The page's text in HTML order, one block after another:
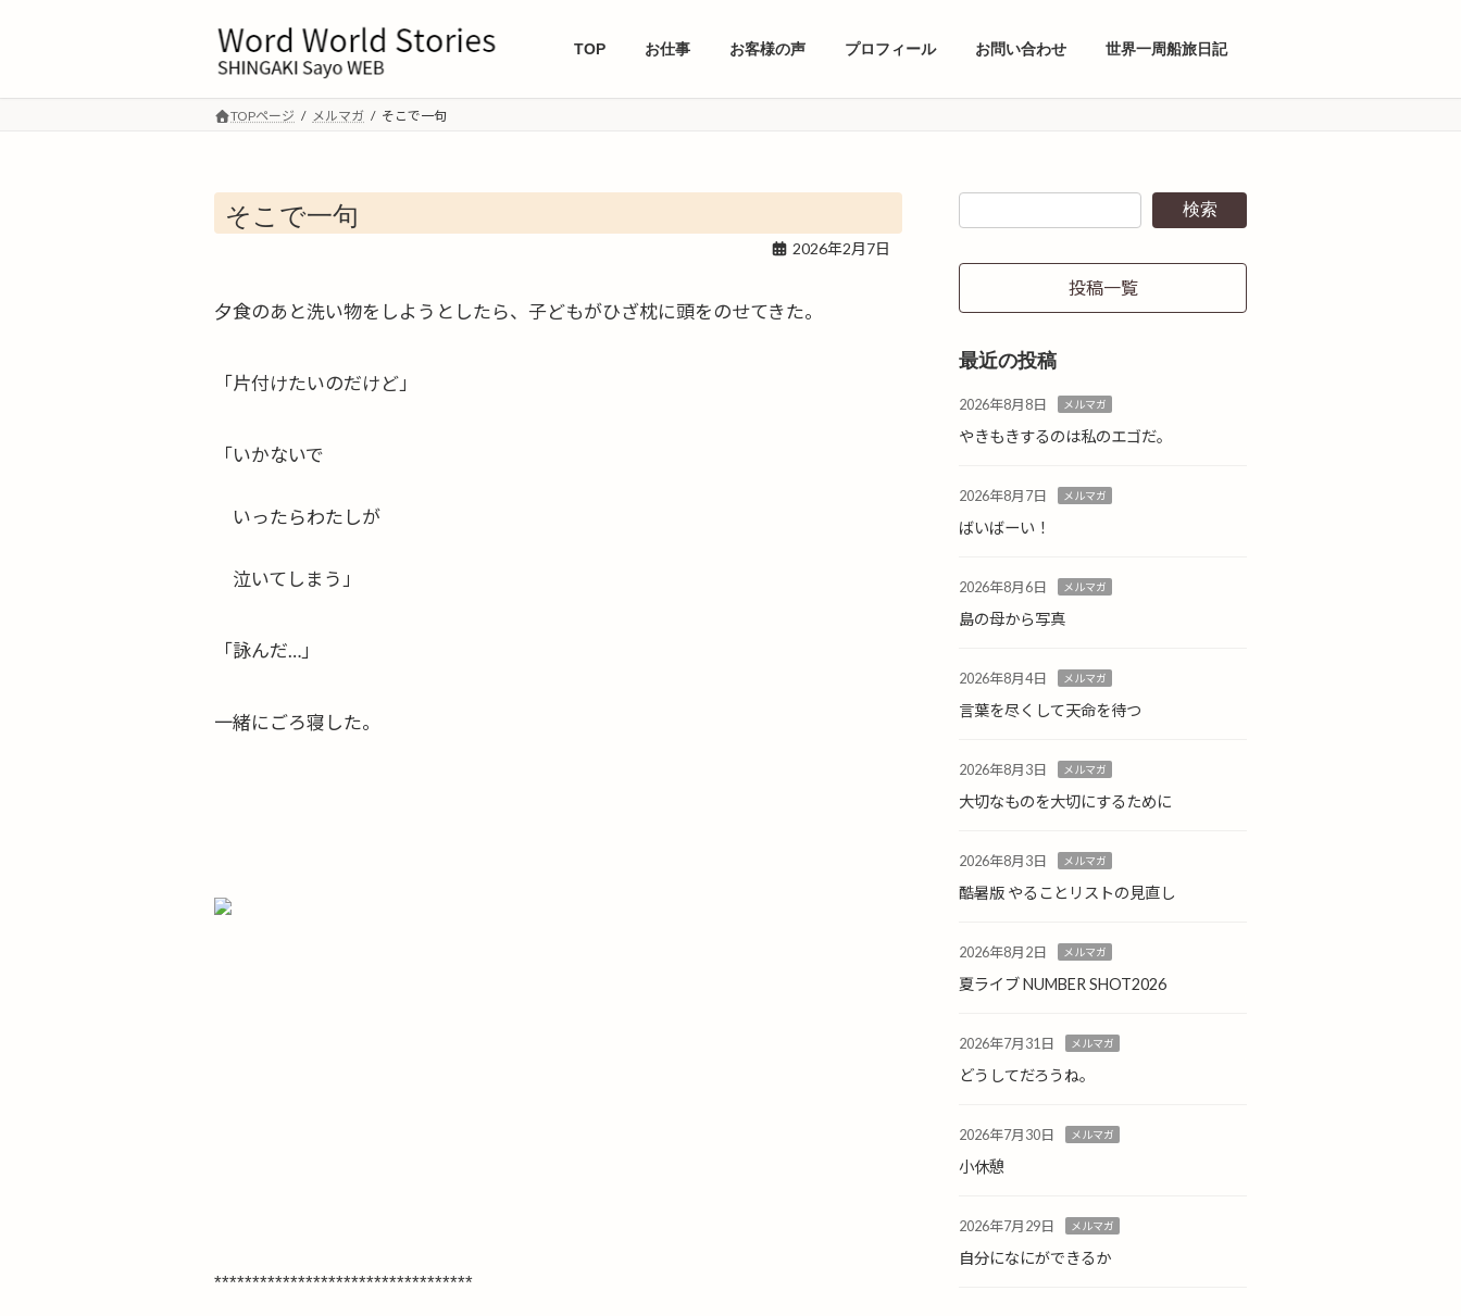
TOP お仕事 お客様の声 プロフィール お問い合わせ 世界一周船旅日記
TOPページ メルマガ そこで一句
そこで一句
2026年2月7日
夕食のあと洗い物をしようとしたら、子どもがひざ枕に頭をのせてきた。
「片付けたいのだけど」
「いかないで
いったらわたしが
泣いてしまう」
「詠んだ…」
一緒にごろ寝した。
**********************************
検索
投稿一覧
最近の投稿
2026年8月8日 メルマガ
やきもきするのは私のエゴだ。
2026年8月7日 メルマガ
ばいばーい！
2026年8月6日 メルマガ
島の母から写真
2026年8月4日 メルマガ
言葉を尽くして天命を待つ
2026年8月3日 メルマガ
大切なものを大切にするために
2026年8月3日 メルマガ
酷暑版 やることリストの見直し
2026年8月2日 メルマガ
夏ライブ NUMBER SHOT2026
2026年7月31日 メルマガ
どうしてだろうね。
2026年7月30日 メルマガ
小休憩
2026年7月29日 メルマガ
自分になにができるか